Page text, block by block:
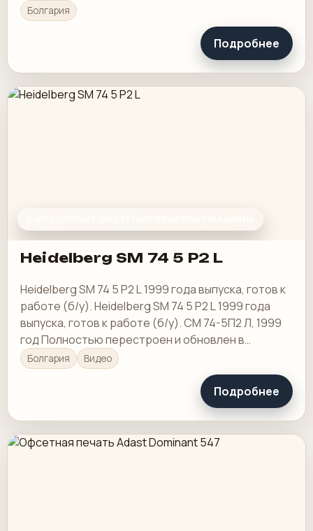
Болгария
Подробнее
Heidelberg SM 74 5 P2 L
Heidelberg SM 74 5 P2 L 1999 года выпуска, готов к
работе (б/у). Heidelberg SM 74 5 P2 L 1999 года
выпуска, готов к работе (б/у). СМ 74-5П2 Л, 1999
год Полностью перестроен и обновлен в
Гейдельберге в 2012 году.
Болгария Видео
Подробнее